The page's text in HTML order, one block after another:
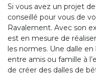
Si vous avez un projet
conseillé pour vous de
Ravalement. Avec son
est en mesure de
les normes. Une dalle
entre amis ou famille à
de créer des dalles de